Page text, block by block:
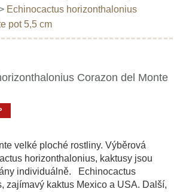
Echinocactus horizonthalonius
pot 5,5 cm
Corazon del Monte
velké ploché rostliny. Výběrová
horizonthalonius, kaktusy jsou
individuálně. Echinocactus
zajímavý kaktus Mexico a USA. Další,